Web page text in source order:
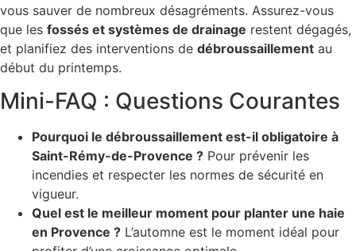
vous sauver de nombreux désagréments. Assurez-vous
que les fossés et systèmes de drainage restent dégagés,
et planifiez des interventions de débroussaillement au
début du printemps.
Mini-FAQ : Questions Courantes
Pourquoi le débroussaillement est-il obligatoire à
Saint-Rémy-de-Provence ? Pour prévenir les
incendies et respecter les normes de sécurité en
vigueur.
Quel est le meilleur moment pour planter une haie
en Provence ? L’automne est le moment idéal pour